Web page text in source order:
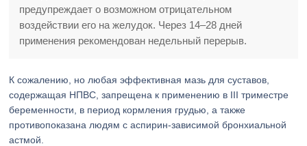
предупреждает о возможном отрицательном
воздействии его на желудок. Через 14–28 дней
применения рекомендован недельный перерыв.
К сожалению, но любая эффективная мазь для суставов,
содержащая НПВС, запрещена к применению в III триместре
беременности, в период кормления грудью, а также
противопоказана людям с аспирин-зависимой бронхиальной
астмой.